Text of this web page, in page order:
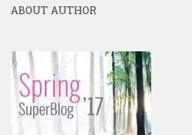
ABOUT AUTHOR